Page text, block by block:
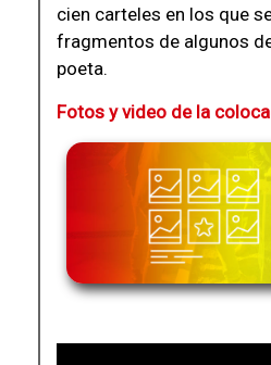
cien carteles en los que
fragmentos de algunos
poeta.
Fotos y video de la